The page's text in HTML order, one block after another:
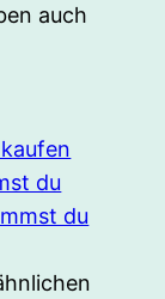
auch
du
du